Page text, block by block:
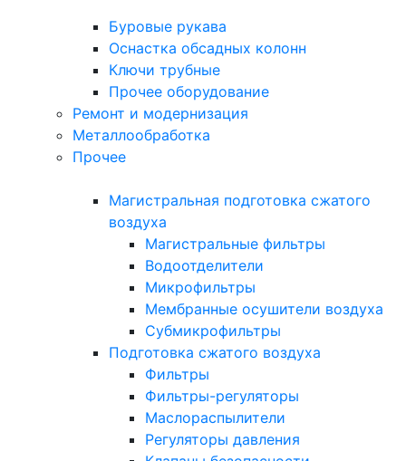
Буровые рукава
Оснастка обсадных колонн
Ключи трубные
Прочее оборудование
Ремонт и модернизация
Металлообработка
Прочее
Магистральная подготовка сжатого
воздуха
Магистральные фильтры
Водоотделители
Микрофильтры
Мембранные осушители воздуха
Субмикрофильтры
Подготовка сжатого воздуха
Фильтры
Фильтры-регуляторы
Маслораспылители
Регуляторы давления